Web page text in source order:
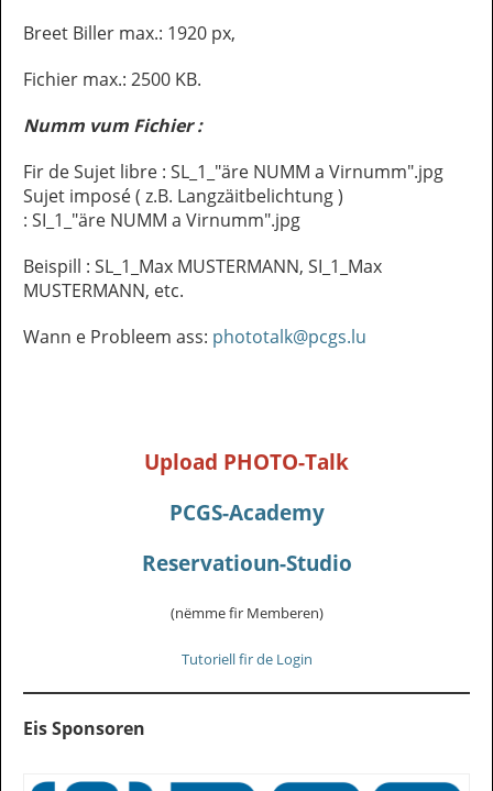
Breet Biller max.: 1920 px,
Fichier max.: 2500 KB.
Numm vum Fichier :
Fir de Sujet libre : SL_1_"äre NUMM a Virnumm".jpg
Sujet imposé ( z.B. Langzäitbelichtung )
: SI_1_"äre NUMM a Virnumm".jpg
Beispill : SL_1_Max MUSTERMANN, SI_1_Max
MUSTERMANN, etc.
Wann e Probleem ass: phototalk@pcgs.lu
Upload PHOTO-Talk
PCGS-Academy
Reservatioun-Studio
(nëmme fir Memberen)
Tutoriell fir de Login
Eis Sponsoren